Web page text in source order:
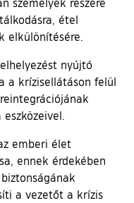
étel
elkülönítésére.
nyújtó
a krízisellátáson felül
emberi élet
ennek érdekében
a vezetőt a krízis